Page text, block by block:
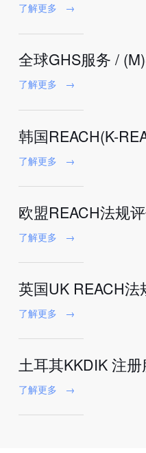
了解更多 →
全球GHS服务 /
了解更多 →
韩国REACH(K-
了解更多 →
欧盟REACH法规
了解更多 →
英国UK REACH法
了解更多 →
土耳其KKDIK 注
了解更多 →